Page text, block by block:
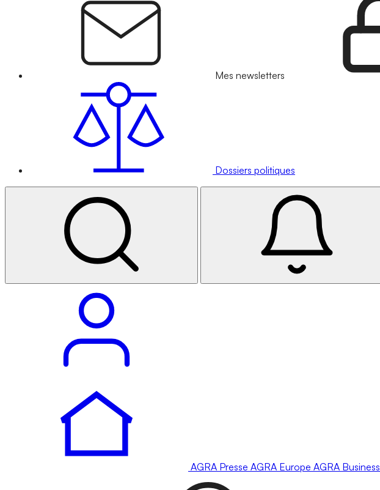
Mes newsletters
Dossiers politiques
AGRA Presse AGRA Europe AGRA Business